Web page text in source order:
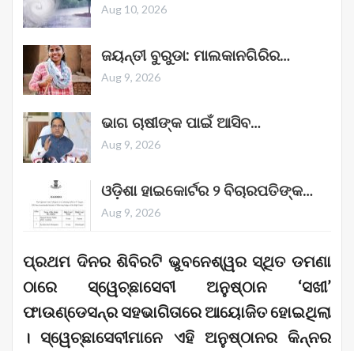
Aug 10, 2026
ଜୟନ୍ତୀ ବୁରୁଡା: ମାଲକାନଗିରିର…
Aug 9, 2026
ଭାଗ ଚାଷୀଙ୍କ ପାଇଁ ଆସିବ…
Aug 9, 2026
ଓଡ଼ିଶା ହାଇକୋର୍ଟର ୨ ବିଚାରପତିଙ୍କ…
Aug 9, 2026
ପ୍ରଥମ ଦିନର ଶିବିରଟି ଭୁବନେଶ୍ୱର ସ୍ଥିତ ଡମଣା
ଠାରେ ସ୍ୱେଚ୍ଛାସେବୀ ଅନୁଷ୍ଠାନ ‘ସଖୀ’
ଫାଉଣ୍ଡେସନ୍‌ର ସହଭାଗିତାରେ ଆୟୋଜିତ ହୋଇଥିଲା
। ସ୍ୱେଚ୍ଛାସେବୀମାନେ ଏହି ଅନୁଷ୍ଠାନର କିନ୍ନର